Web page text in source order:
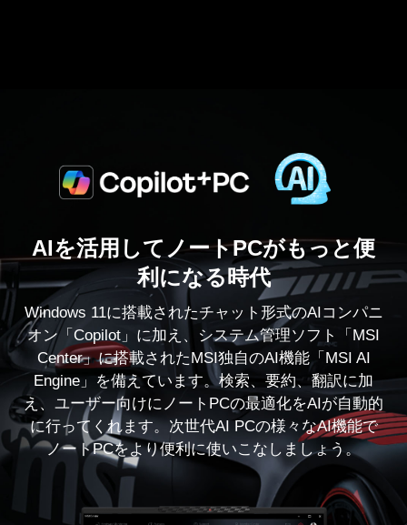
AIを活用してノートPCがもっと便
利になる時代
Windows 11に搭載されたチャット形式のAIコンパニ
オン「Copilot」に加え、システム管理ソフト「MSI
Center」に搭載されたMSI独自のAI機能「MSI AI
Engine」を備えています。検索、要約、翻訳に加
え、ユーザー向けにノートPCの最適化をAIが自動的
に行ってくれます。次世代AI PCの様々なAI機能で
ノートPCをより便利に使いこなしましょう。